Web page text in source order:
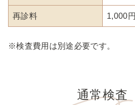
再診料 1,000円
※検査費用は別途必要です。
通常検査